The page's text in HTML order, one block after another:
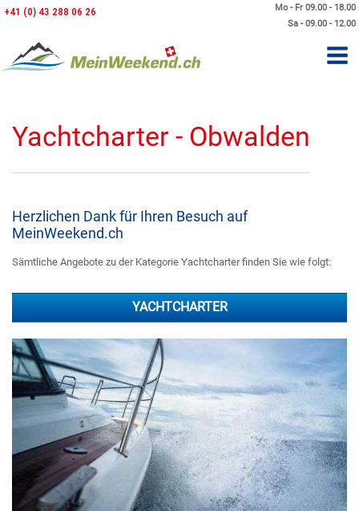
Mo - Fr 09.00 - 18.00
Sa - 09.00 - 12.00
+41 (0) 43 288 06 26
Yachtcharter - Obwalden
Herzlichen Dank für Ihren Besuch auf
MeinWeekend.ch
Sämtliche Angebote zu der Kategorie Yachtcharter finden Sie wie folgt:
YACHTCHARTER